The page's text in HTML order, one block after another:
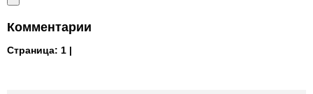
Комментарии
Страница: 1 |